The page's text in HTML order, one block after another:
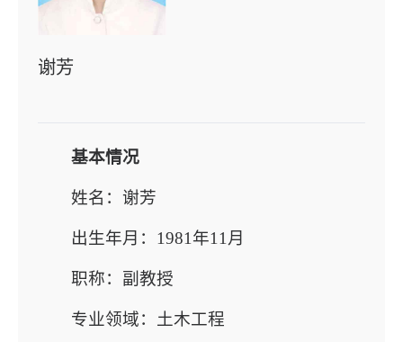
谢芳
基本情况
‍姓名：谢芳
出生年月：1981年11月
职称：副教授
专业领域：土木工程